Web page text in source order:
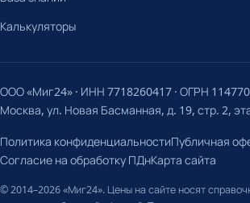
Калькуляторы
ООО «Миг24» · ИНН 7718260417 · ОГРН
Москва, ул. Новая Басманная, д. 19, стр. 2,
Политика конфиденциальностиПубличная
Согласие на обработку ПДнКарта сайта
© 2014–2026 «Миг24». Цены на сайте носят